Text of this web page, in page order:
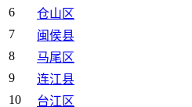
6
仓山区
7
闽侯县
8
马尾区
9
连江县
10
台江区